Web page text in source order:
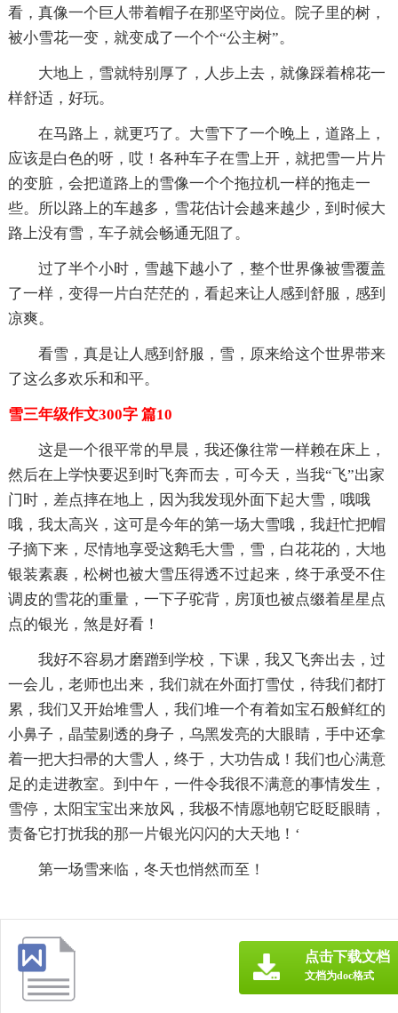
看，真像一个巨人带着帽子在那坚守岗位。院子里的树，
被小雪花一变，就变成了一个个“公主树”。
大地上，雪就特别厚了，人步上去，就像踩着棉花一
样舒适，好玩。
在马路上，就更巧了。大雪下了一个晚上，道路上，
应该是白色的呀，哎！各种车子在雪上开，就把雪一片片
的变脏，会把道路上的雪像一个个拖拉机一样的拖走一
些。所以路上的车越多，雪花估计会越来越少，到时候大
路上没有雪，车子就会畅通无阻了。
过了半个小时，雪越下越小了，整个世界像被雪覆盖
了一样，变得一片白茫茫的，看起来让人感到舒服，感到
凉爽。
看雪，真是让人感到舒服，雪，原来给这个世界带来
了这么多欢乐和和平。
雪三年级作文300字 篇10
这是一个很平常的早晨，我还像往常一样赖在床上，
然后在上学快要迟到时飞奔而去，可今天，当我“飞”出家
门时，差点摔在地上，因为我发现外面下起大雪，哦哦
哦，我太高兴，这可是今年的第一场大雪哦，我赶忙把帽
子摘下来，尽情地享受这鹅毛大雪，雪，白花花的，大地
银装素裹，松树也被大雪压得透不过起来，终于承受不住
调皮的雪花的重量，一下子驼背，房顶也被点缀着星星点
点的银光，煞是好看！
我好不容易才磨蹭到学校，下课，我又飞奔出去，过
一会儿，老师也出来，我们就在外面打雪仗，待我们都打
累，我们又开始堆雪人，我们堆一个有着如宝石般鲜红的
小鼻子，晶莹剔透的身子，乌黑发亮的大眼睛，手中还拿
着一把大扫帚的大雪人，终于，大功告成！我们也心满意
足的走进教室。到中午，一件令我很不满意的事情发生，
雪停，太阳宝宝出来放风，我极不情愿地朝它眨眨眼睛，
责备它打扰我的那一片银光闪闪的大天地！‘
第一场雪来临，冬天也悄然而至！
点击下载文档
文档为doc格式